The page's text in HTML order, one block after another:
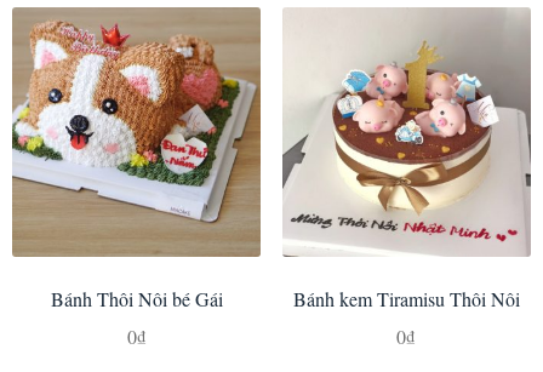
Bánh Thôi Nôi bé Gái
0₫
Bánh kem Tiramisu Thôi Nôi
0₫